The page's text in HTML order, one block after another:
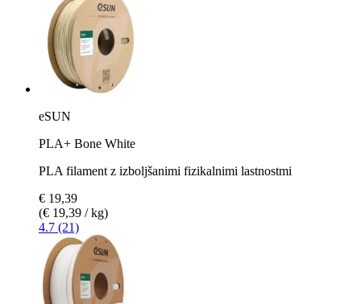
eSUN
PLA+ Bone White
PLA filament z izboljšanimi fizikalnimi lastnostmi
€ 19,39
(€ 19,39 / kg)
4.7 (21)